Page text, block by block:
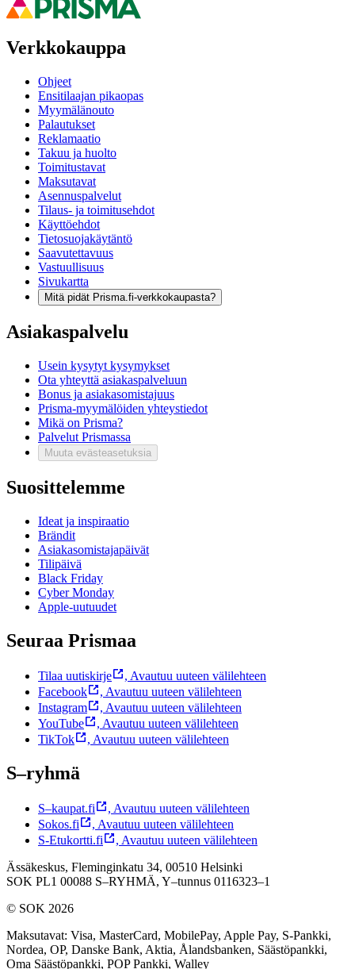
Verkkokauppa
Ohjeet
Ensitilaajan pikaopas
Myymälänouto
Palautukset
Reklamaatio
Takuu ja huolto
Toimitustavat
Maksutavat
Asennuspalvelut
Tilaus- ja toimitusehdot
Käyttöehdot
Tietosuojakäytäntö
Saavutettavuus
Vastuullisuus
Sivukartta
Mitä pidät Prisma.fi-verkkokaupasta?
Asiakaspalvelu
Usein kysytyt kysymykset
Ota yhteyttä asiakaspalveluun
Bonus ja asiakasomistajuus
Prisma-myymälöiden yhteystiedot
Mikä on Prisma?
Palvelut Prismassa
Muuta evästeasetuksia
Suosittelemme
Ideat ja inspiraatio
Brändit
Asiakasomistajapäivät
Tilipäivä
Black Friday
Cyber Monday
Apple-uutuudet
Seuraa Prismaa
Tilaa uutiskirje , Avautuu uuteen välilehteen
Facebook
, Avautuu uuteen välilehteen
Instagram
, Avautuu uuteen välilehteen
YouTube
, Avautuu uuteen välilehteen
TikTok
, Avautuu uuteen välilehteen
S–ryhmä
S–kaupat.fi , Avautuu uuteen välilehteen
Sokos.fi
, Avautuu uuteen välilehteen
S-Etukortti.fi
, Avautuu uuteen välilehteen
Ässäkeskus, Fleminginkatu 34, 00510 Helsinki
SOK PL1 00088 S–RYHMÄ, Y–tunnus 0116323–1
© SOK 2026
Maksutavat: Visa, MasterCard, MobilePay, Apple Pay, S-Pankki,
Nordea, OP, Danske Bank, Aktia, Ålandsbanken, Säästöpankki,
Oma Säästöpankki, POP Pankki, Walley